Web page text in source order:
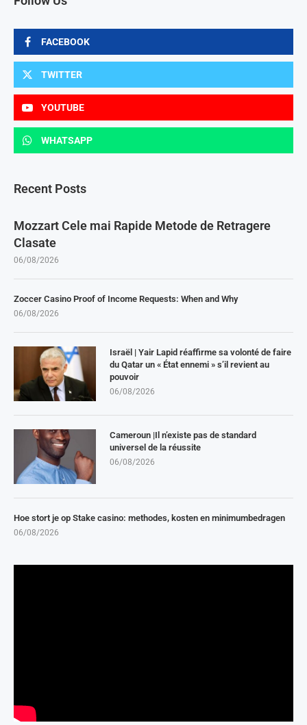
FACEBOOK
TWITTER
YOUTUBE
WHATSAPP
Recent Posts
Mozzart Cele mai Rapide Metode de Retragere
Clasate
06/08/2026
Zoccer Casino Proof of Income Requests: When and Why
06/08/2026
Israël | Yair Lapid réaffirme sa volonté de faire
du Qatar un « État ennemi » s’il revient au
pouvoir
06/08/2026
Cameroun |Il n’existe pas de standard
universel de la réussite
06/08/2026
Hoe stort je op Stake casino: methodes, kosten en minimumbedragen
06/08/2026